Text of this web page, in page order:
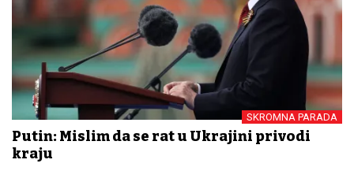
SKROMNA PARADA
Putin: Mislim da se rat u Ukrajini privodi
kraju